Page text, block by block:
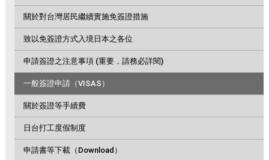
關於對台灣居民繼續實施免簽證措施
致以免簽證方式入境日本之各位
申請簽證之注意事項 (重要，請務必詳閱)
一般簽證申請（VISAS）
關於簽證等手續費
日台打工度假制度
申請書等下載（Download）